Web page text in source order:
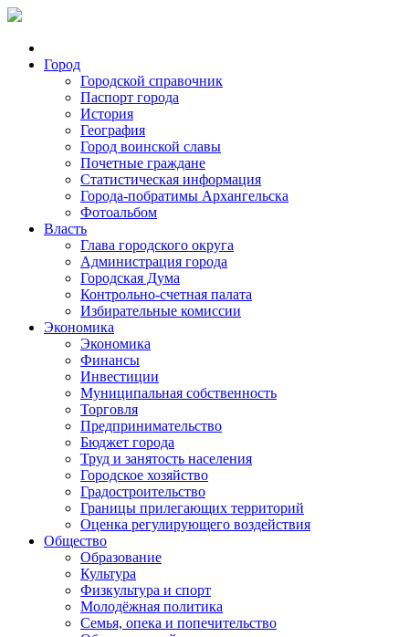
Город
Городской справочник
Паспорт города
История
География
Город воинской славы
Почетные граждане
Статистическая информация
Города-побратимы Архангельска
Фотоальбом
Власть
Глава городского округа
Администрация города
Городская Дума
Контрольно-счетная палата
Избирательные комиссии
Экономика
Экономика
Финансы
Инвестиции
Муниципальная собственность
Торговля
Предпринимательство
Бюджет города
Труд и занятость населения
Городское хозяйство
Градостроительство
Границы прилегающих территорий
Оценка регулирующего воздействия
Общество
Образование
Культура
Физкультура и спорт
Молодёжная политика
Семья, опека и попечительство